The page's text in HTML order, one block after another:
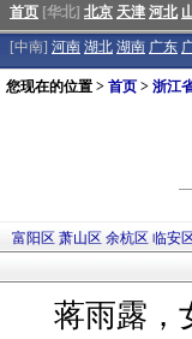
首页 [华北] 北京 天津 河北
[中南] 河南 湖北 湖南 广东
您现在的位置 > 首页 > 浙江
富阳区 萧山区 余杭区 临安
蒋雨露，